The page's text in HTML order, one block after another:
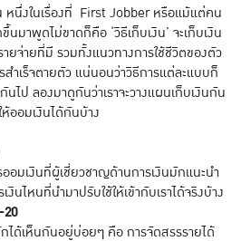
หนึ่งในเรื่องที่ First Jobber หรือแม้แต่คน
มาพูดไม่ขาดก็คือ ‘วิธีเก็บเงิน’ จะเก็บเงิน
ยจ่ายที่มี รวมทั้งแนวทางการใช้ชีวิตของตัว
สำเร็จตายตัว แน่นอนว่าวิธีการแต่ละแบบก็
ไป ลองมาดูกันว่าเราจะวางแผนเก็บเงินกัน
ออมเงินได้กันบ้าง
มเงินที่ผู้เชี่ยวชาญด้านการเงินมักแนะนำ
นไหนที่นำมาปรับใช้ให้เข้ากับเราได้จริงบ้าง
ด้เห็นกันอยู่บ่อยๆ คือ การจัดสรรรายได้